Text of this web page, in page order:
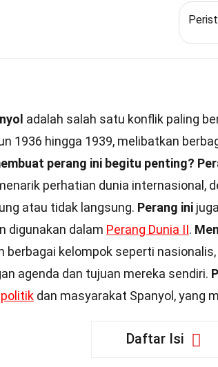
adalah salah satu konflik paling
1936 hingga 1939, melibatkan
perang ini begitu penting?
perhatian dunia internasional,
atau tidak langsung. Perang ini
digunakan dalam Perang Dunia II.
berbagai kelompok seperti
agenda dan tujuan mereka sendiri.
politik dan masyarakat Spanyol, yang
Daftar Isi